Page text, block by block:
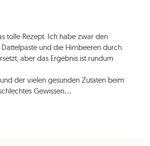
tolle Rezept. Ich habe zwar den
und die Himbeeren durch
aber das Ergebnis ist rundum
der vielen gesunden Zutaten beim
Gewissen…